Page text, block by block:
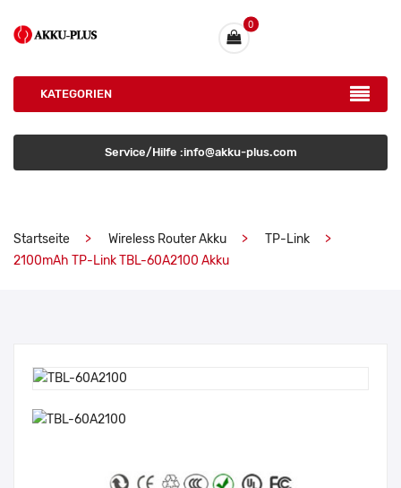
0
KATEGORIEN
Service/Hilfe :info@akku-plus.com
Startseite Wireless Router Akku
TP-Link
2100mAh TP-Link TBL-60A2100 Akku